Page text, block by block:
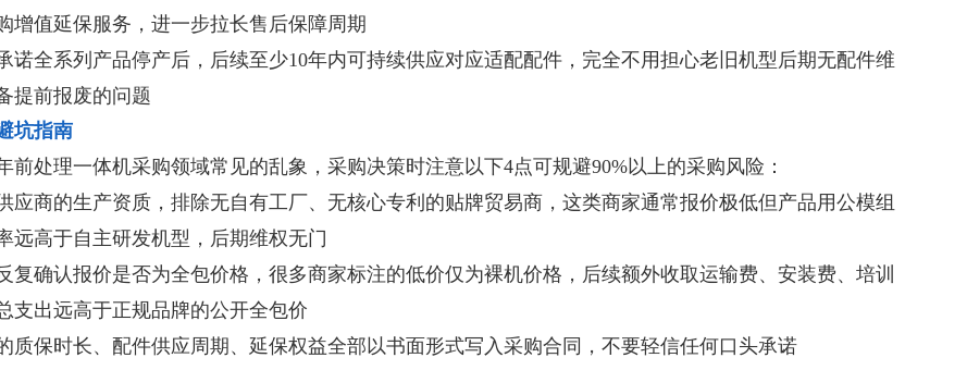
醇快速检测仪
增值延保服务，进一步拉长售后保障周期
诺全系列产品停产后，后续至少10年内可持续供应对应适配配件，完全不用担心老旧机型后期无配件维
提前报废的问题
坑指南
前处理一体机采购领域常见的乱象，采购决策时注意以下4点可规避90%以上的采购风险：
应商的生产资质，排除无自有工厂、无核心专利的贴牌贸易商，这类商家通常报价极低但产品用公模组
远高于自主研发机型，后期维权无门
复确认报价是否为全包价格，很多商家标注的低价仅为裸机价格，后续额外收取运输费、安装费、培训
支出远高于正规品牌的公开全包价
质保时长、配件供应周期、延保权益全部以书面形式写入采购合同，不要轻信任何口头承诺